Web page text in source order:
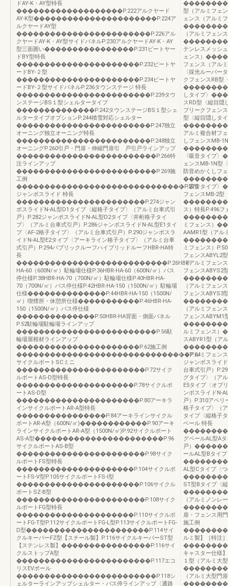
ドAY-K・AY型特長
�������������������P.222アルクヤード
AY-K型����������������������P.224ア
ルクヤードAY型
������������������������P.226アル
クヤードAY-K・AY型サイドパネルP.230アルクヤードAY-K・AY
型三面囲い����������������P.231ビートヤー
ドBY型特長
����������������������P.232ビートヤ
ードBY-２型
����������������������P.234ビートヤ
ードBY-２型サイドパネルP.236タウンステージ 特長
������������������������P.239タウ
ンステージBS１型シェルタータイプ
��������������P.242タウンステージBS１型シェ
ルタータイプオプションP.244積雪対応シェルター
������������������������P.247独立
オーニング独立オーニング特長
������������������������P.248独立
オーニングP.260引戸・門扉・伸縮門扉引 戸引戸ラインアップ
�������������������������P.266特
注ラインアップ
�������������������������P.269施
工例
������������������������������P.270
ジャンボスライド 特長
�����������������������P.274ジャン
ボスライドN-AL型D1タイプ〈縦格子タイプ〉（アルミ台車式引
戸）P.282ジャンボスライドN-AL型D2タイプ〈井桁格子タイ
プ〉（アルミ台車式引戸）P.286ジャンボスライドN-AL型E1タイ
プ〈AF-2格子タイプ〉（アルミ台車式引戸）P.290ジャンボスラ
イドN-AL型E2タイプ〈アーキライン格子タイプ〉（アルミ台車
式引戸）P.294パブリックルーフハイブリッドルーフHBR-HA特
長
���������������������������P.26HBR-
HA-60（600N/㎡）駐輪場仕様P.36HBR-HA-60（600N/㎡）バス
停仕様P.38HBR-HA-70（700N/㎡）駐輪場仕様P.40HBR-HA-
70（700N/㎡）バス停仕様P.42HBR-HA-150（1500N/㎡）駐輪場
仕様��������������P.44HBR-HA-150（1500N/
㎡）喫煙所・休憩所仕様�����������P.46HBR-HA-
150（1500N/㎡）バス停仕様
��������������P.50HBR-HA背面・側面パネル
P.52駐輪場駐輪場ラインアップ
�������������������������P.56駐
輪場屋根材ラインアップ
����������������������P.62施工例
�������������������������������P.64
サイクルポートSCミニ
�����������������������P.72サイク
ルポートAS-D型特長
���������������������P.78サイクルポ
ートAS-D型
����������������������P.80アーキラ
インサイクルポートAR-A型特長
����������������P.84アーキラインサイクル
ポートAR-A型（600N/㎡)������������P.90アーキ
ラインサイクルポートAR-A型（1500N/㎡)P.92サイクルポート
AS-A型�����������������������P.96
サイクルポートAS-B型
�����������������������P.98サイク
ルポートFS型特長
���������������������P.104サイクルポ
ートFS-V型P.105サイクルポートFS-Ⅰ型
����������������������P.106サイクル
ポートSZ-B型
�����������������������P.108サイク
ルポートFG型特長
���������������������P.110サイクルポ
ートFG-T型P.112サイクルポートFG-L型P.113サイクルポートFG-
D型����������������������P.114サイ
クルキーパーFZ型【スチール製】P.116サイクルキーパーST型
【ステンレス製】����������������P.116サイ
クルストップA型
������������������������P.117エコ
リスEVポール
�������������������������P.118シ
ェルターラインアップシェルター・バス停ラインアップ〈通路
型（アルミフェ
ェンス（アルミ
（アルミフェン
テンレスメッシ
ェンス）
フェンス（アル
〈採光ルーバ
クフェンスRB型
しタイプ〉
スRD型〈縦
ブリークフェン
型〈縦目隠しタ
アルミ複合材
しフェンスMB-
〈吸音タイ
ェンスMB-1N
防音めかくしフ
〈吸音タイプ
フェンスMB-2型
ス）特長P.496フ
ミフェンス
AAMR1型（アル
ミフェンス）
フェンスABYL2
（アルミフ
フェンスABYS2
（アルミフ
フェンスABYS3
（アルミフ
フェンスABYM1
ルミフェン
スABYR1型（ア
（アルミフ
ジャンボスライ
台車式引戸）
グタイプ〉（ア
E5タイプ〈オブ
ンボスライドN-
戸）P.310アペリ
格子タイプ〉（
タイプ〈縦格子
ベール 特長
グベールAL型A
戸）
ールAL型Bタイ
AL型Cタイプ〈
ST型Bタイプ〈
（アルミノンレ
扉・フェンス
施工例
ルミ製】［特注
キャスター仕
１型（アルミ大
（アルミ大型門